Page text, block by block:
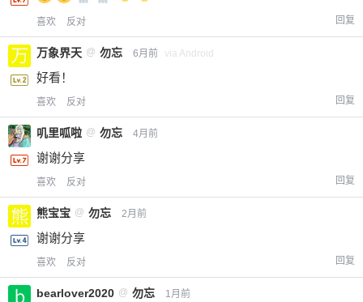
喜欢 反对 回复
万象界天 @ 勿忘 6月前 via Android
好看！
喜欢 反对 回复
叽里呱啦 @ 勿忘 4月前
谢谢分享
喜欢 反对 回复
熊宝宝 @ 勿忘 2月前
谢谢分享
喜欢 反对 回复
bearlover2020 @ 勿忘 1月前